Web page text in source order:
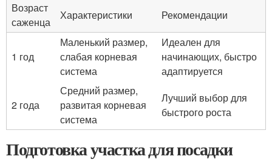
Возраст
саженца
Характеристики Рекомендации
1 год
Маленький размер,
слабая корневая
система
Идеален для
начинающих, быстро
адаптируется
2 года
Средний размер,
развитая корневая
система
Лучший выбор для
быстрого роста
Подготовка участка для посадки